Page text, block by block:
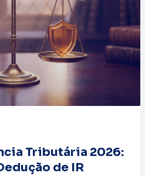
Tributária 2026:
de IR